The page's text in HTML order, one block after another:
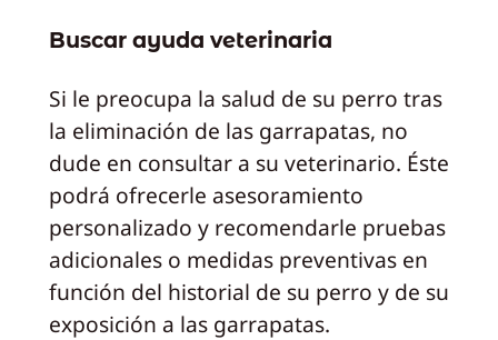
Buscar ayuda veterinaria
Si le preocupa la salud de su perro tras
la eliminación de las garrapatas, no
dude en consultar a su veterinario. Éste
podrá ofrecerle asesoramiento
personalizado y recomendarle pruebas
adicionales o medidas preventivas en
función del historial de su perro y de su
exposición a las garrapatas.